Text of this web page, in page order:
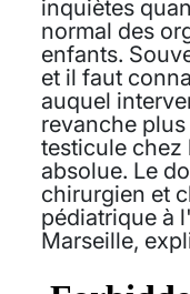
inquiètes
normal des
enfants.
et il faut
auquel
revanche
testicule chez
absolue. Le
chirurgien et
pédiatrique à
Marseille,